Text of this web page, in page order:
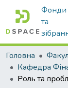
Фонди
та
Головна